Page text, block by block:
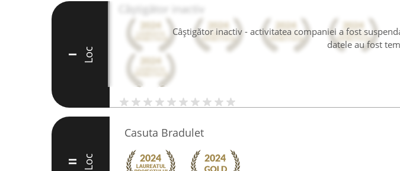
Câștigător inactiv - activitatea companiei a fost
datele au fost
I Loc
Câștigător inactiv
II Loc
Casuta Bradulet